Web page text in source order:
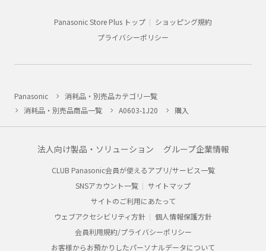
Panasonic Store Plus トップ
ショッピング規約
プライバシーポリシー
Panasonic
消耗品・別売品カテゴリ一覧
消耗品・別売品商品一覧
A0603-1J20 購入
法人向け製品・ソリューション グループ企業情報
CLUB Panasonic会員が使えるアプリ/サービス一覧
SNSアカウント一覧
サイトマップ
サイトのご利用にあたって
ウェブアクセシビリティ方針
個人情報保護方針
会員利用規約/プライバシーポリシー
お客様からお預かりしたパーソナルデータについて